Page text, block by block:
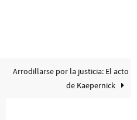
Arrodillarse por la justicia: El acto
de Kaepernick